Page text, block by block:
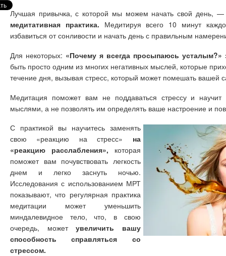
Лучшая привычка, с которой мы можем начать свой день,
медитативная практика. Медитируя всего 10 минут
избавиться от сонливости и начать день с правильным
Для некоторых: «Почему я всегда просыпаюсь усталым?»
быть просто одним из многих негативных мыслей, которые
течение дня, вызывая стресс, который может помешать вашей
Медитация поможет вам не поддаваться стрессу и
мыслями, а не позволять им определять ваше настроение и
С практикой вы научитесь заменять
свою «реакцию на стресс» на
«реакцию расслабления», которая
поможет вам почувствовать легкость
днем и легко заснуть ночью.
Исследования с использованием МРТ
показывают, что регулярная практика
медитации может уменьшить
миндалевидное тело, что, в свою
очередь, можетувеличить вашу
способность справляться со
стрессом.